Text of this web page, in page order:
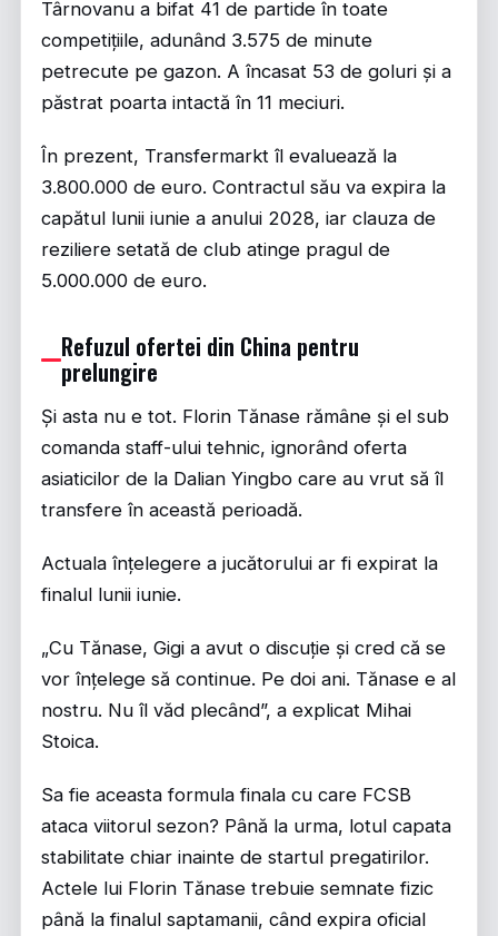
Târnovanu a bifat 41 de partide în toate
competițiile, adunând 3.575 de minute
petrecute pe gazon. A încasat 53 de goluri și a
păstrat poarta intactă în 11 meciuri.
În prezent, Transfermarkt îl evaluează la
3.800.000 de euro. Contractul său va expira la
capătul lunii iunie a anului 2028, iar clauza de
reziliere setată de club atinge pragul de
5.000.000 de euro.
Refuzul ofertei din China pentru
prelungire
Și asta nu e tot. Florin Tănase rămâne și el sub
comanda staff-ului tehnic, ignorând oferta
asiaticilor de la Dalian Yingbo care au vrut să îl
transfere în această perioadă.
Actuala înțelegere a jucătorului ar fi expirat la
finalul lunii iunie.
„Cu Tănase, Gigi a avut o discuție și cred că se
vor înțelege să continue. Pe doi ani. Tănase e al
nostru. Nu îl văd plecând”, a explicat Mihai
Stoica.
Sa fie aceasta formula finala cu care FCSB
ataca viitorul sezon? Până la urma, lotul capata
stabilitate chiar inainte de startul pregatirilor.
Actele lui Florin Tănase trebuie semnate fizic
până la finalul saptamanii, când expira oficial